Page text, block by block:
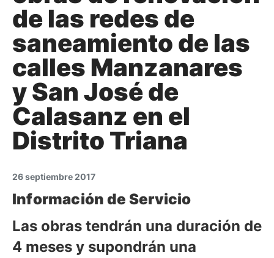
de las redes de
saneamiento de las
calles Manzanares
y San José de
Calasanz en el
Distrito Triana
26 septiembre 2017
Información de Servicio
Las obras tendrán una duración de
4 meses y supondrán una